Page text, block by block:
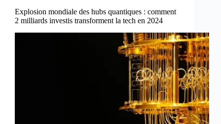
Explosion mondiale des hubs quantiques : comment
2 milliards investis transforment la tech en 2024